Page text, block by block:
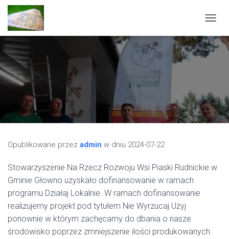
R
Z
Z
N
A
W
J
Opublikowane przez admin w dniu 2024-07-22
Stowarzyszenie Na Rzecz Rozwoju Wsi Piaski Rudnickie w
Gminie Głowno ­uzyskało dofinansowanie w ramach
programu Działaj Lokalnie. W ramach dofinansowanie
realizujemy projekt pod tytułem Nie Wyrzucaj Użyj
ponownie w którym zachęcamy do dbania o nasze
środowisko poprzez zmniejszenie ilości produkowanych